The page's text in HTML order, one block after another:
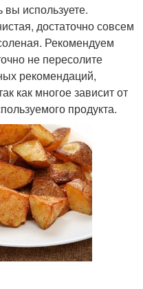
вы используете.
достаточно совсем
Рекомендуем
не пересолите
рекомендаций,
как многое зависит от
продукта.